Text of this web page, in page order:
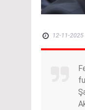
12-11-